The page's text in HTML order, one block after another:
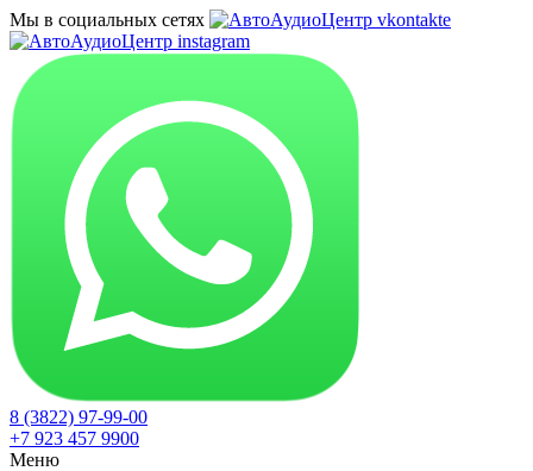
Мы в социальных сетях
8 (3822) 97-99-00
+7 923 457 9900
Меню